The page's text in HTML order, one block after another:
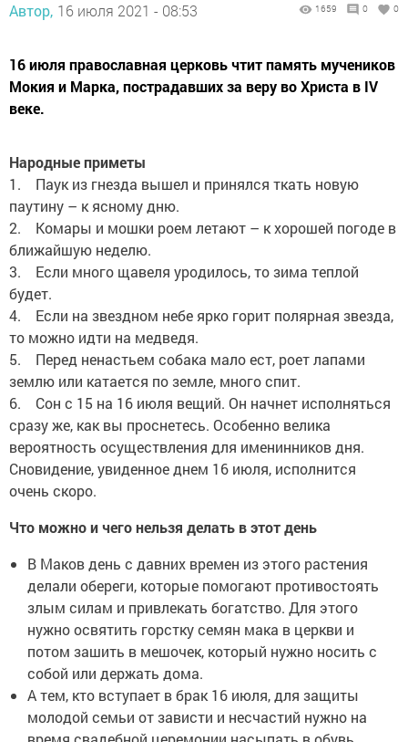
Автор, 16 июля 2021 - 08:53 1659 0 0
16 июля православная церковь чтит память мучеников
Мокия и Марка, пострадавших за веру во Христа в IV
веке.
Народные приметы
1. Паук из гнезда вышел и принялся ткать новую
паутину – к ясному дню.
2. Комары и мошки роем летают – к хорошей погоде в
ближайшую неделю.
3. Если много щавеля уродилось, то зима теплой
будет.
4. Если на звездном небе ярко горит полярная звезда,
то можно идти на медведя.
5. Перед ненастьем собака мало ест, роет лапами
землю или катается по земле, много спит.
6. Сон с 15 на 16 июля вещий. Он начнет исполняться
сразу же, как вы проснетесь. Особенно велика
вероятность осуществления для именинников дня.
Сновидение, увиденное днем 16 июля, исполнится
очень скоро.
Что можно и чего нельзя делать в этот день
В Маков день с давних времен из этого растения
делали обереги, которые помогают противостоять
злым силам и привлекать богатство. Для этого
нужно освятить горстку семян мака в церкви и
потом зашить в мешочек, который нужно носить с
собой или держать дома.
А тем, кто вступает в брак 16 июля, для защиты
молодой семьи от зависти и несчастий нужно на